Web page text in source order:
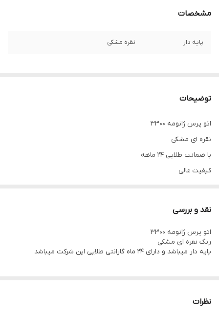
مشخصات
پایه دار نقره مشکی
توضیحات
اتو پرس ژانومه 3300
نقره ای مشکی
با ضمانت طلایی ۲۴ ماهه
کیفیت عالی
نقد و بررسی
اتو پرس ژانومه 3300
رنگ نقره ای مشکی
پایه دار میباشد و دارای ۲۴ ماه گارانتی طلایی این شرکت میباشد
نظرات